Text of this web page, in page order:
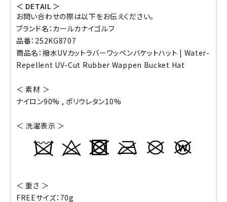
＜ DETAIL ＞
お問い合わせの際は以下をお伝えください。
ブランド名：カールカナイゴルフ
品番：252KG8707
商品名：撥水UVカットラバーワッペンバケットハット | Water-
Repellent UV-Cut Rubber Wappen Bucket Hat
＜ 素材 ＞
ナイロン90% , ポリウレタン10%
＜ 洗濯表示 ＞
＜ 重さ ＞
FREEサイズ：70g